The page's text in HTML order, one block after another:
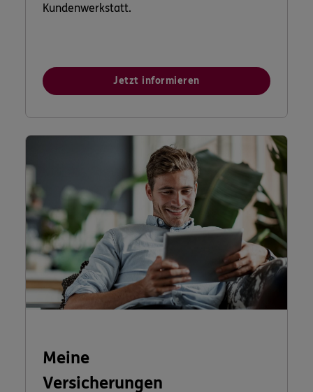
Kundenwerkstatt.
Jetzt informieren
Meine
Versicherungen